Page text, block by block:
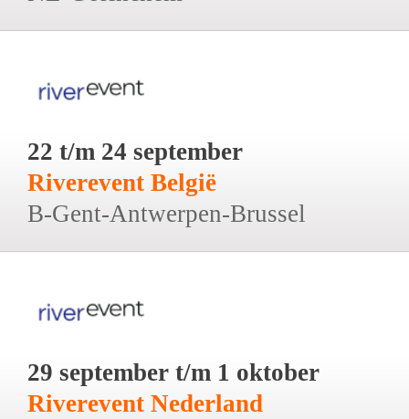
22 t/m 24 september
Riverevent België
B-Gent-Antwerpen-Brussel
29 september t/m 1 oktober
Riverevent Nederland